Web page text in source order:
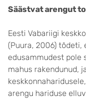
Säästvat arengut
Eesti Vabariigi
(Puura, 2006)
edusammudest pole
mahus rakendunud,
arengu hariduse